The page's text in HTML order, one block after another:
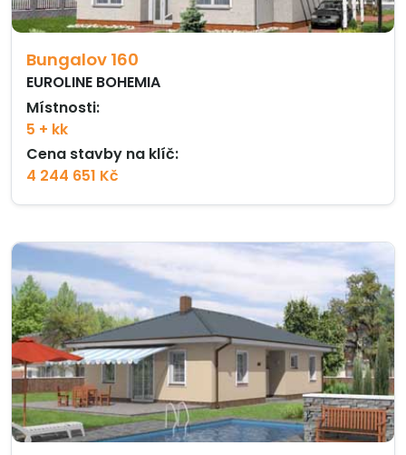
Bungalov 160
EUROLINE BOHEMIA
Místnosti:
5 + kk
Cena stavby na klíč:
4 244 651 Kč